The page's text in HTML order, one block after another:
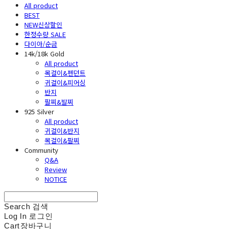
All product
BEST
NEW신상할인
한정수량 SALE
다이아/순금
14k/18k Gold
All product
목걸이&펜던트
귀걸이&피어싱
반지
팔찌&발찌
925 Silver
All product
귀걸이&반지
목걸이&팔찌
Community
Q&A
Review
NOTICE
Search 검색
Log In 로그인
Cart장바구니